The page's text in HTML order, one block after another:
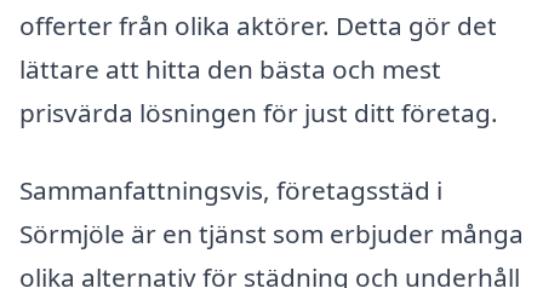
offerter från olika aktörer. Detta gör det
lättare att hitta den bästa och mest
prisvärda lösningen för just ditt företag.
Sammanfattningsvis, företagsstäd i
Sörmjöle är en tjänst som erbjuder många
olika alternativ för städning och underhåll